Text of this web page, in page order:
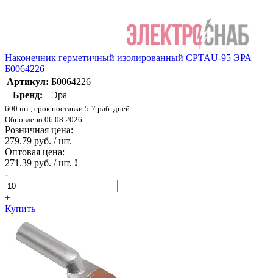
Наконечник герметичный изолированный CPTAU-95 ЭРА
Б0064226
Артикул: Б0064226
Бренд:
Эра
600 шт., срок поставки 5-7 раб. дней
Обновлено 06.08.2026
Розничная цена:
279.79 руб. / шт.
Оптовая цена:
271.39 руб. / шт. !
-
+
Купить